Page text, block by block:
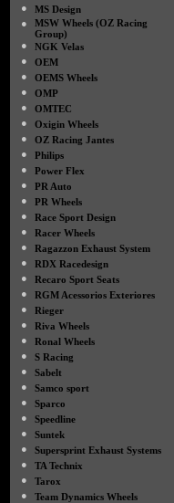
●
MS Design
●
MSW Wheels (OZ Racing
Group)
●
NGK Velas
●
OEM
●
OEMS Wheels
●
OMP
●
OMTEC
●
Oxigin Wheels
●
OZ Racing Jantes
●
Philips
●
Power Flex
●
PR Auto
●
PR Wheels
●
Race Sport Design
●
Racer Wheels
●
Ragazzon Exhaust System
●
RDX Racedesign
●
Recaro Sport Seats
●
RGM Acessorios Exteriores
●
Rieger
●
Riva Wheels
●
Ronal Wheels
●
S Racing
●
Sabelt
●
Samco sport
●
Sparco
●
Speedline
●
Suntek
●
Supersprint Exhaust Systems
●
TA Technix
●
Tarox
●
Team Dynamics Wheels